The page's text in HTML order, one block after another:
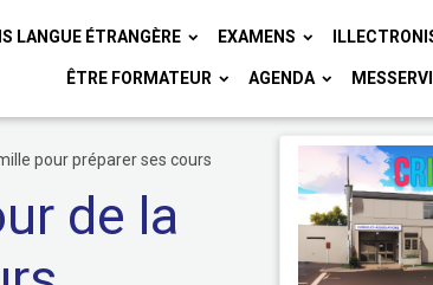
LANGUE ÉTRANGÈRE EXAMENS
ÊTRE FORMATEUR AGENDA
pour préparer ses cours
de la